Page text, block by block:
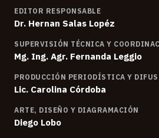
EDITOR RESPONSABLE
Dr. Hernan Salas Lopéz
SUPERVISIÓN TÉCNICA Y
Mg. Ing. Agr. Fernanda Leggio
PRODUCCIÓN PERIODÍSTICA Y
Lic. Carolina Córdoba
ARTE, DISEÑO Y DIAGRAMACIÓN
Diego Lobo